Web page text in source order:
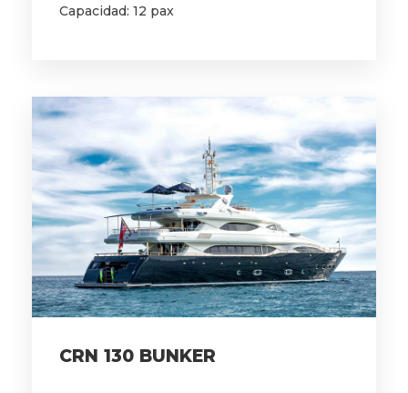
Capacidad: 12 pax
CRN 130 BUNKER